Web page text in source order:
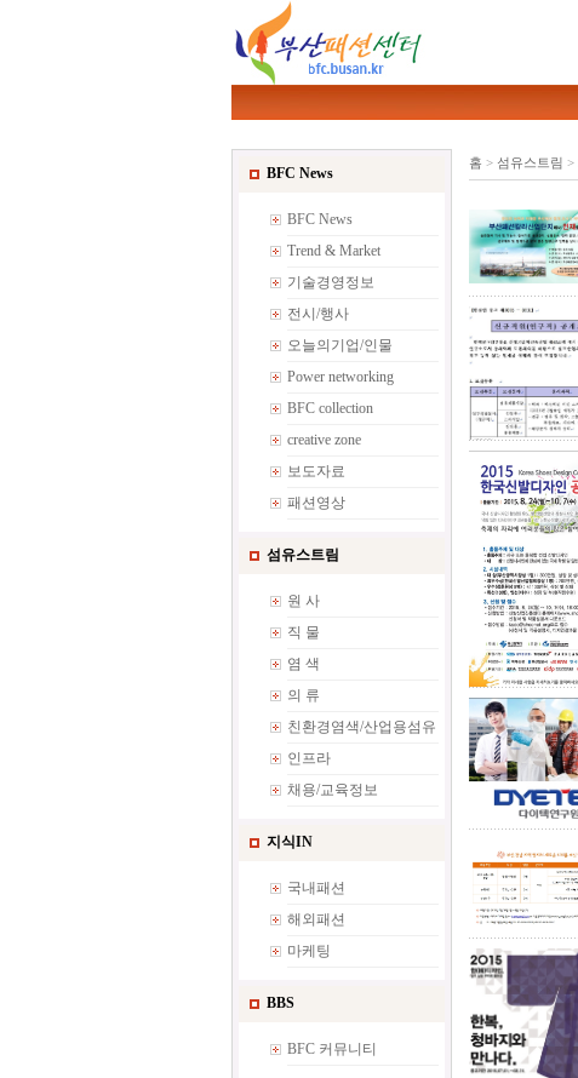
BFC News
BFC News
Trend & Market
기술경영정보
전시/행사
오늘의기업/인물
Power networking
BFC collection
creative zone
보도자료
패션영상
섬유스트림
원 사
직 물
염 색
의 류
친환경염색/산업용섬유
인프라
채용/교육정보
지식IN
국내패션
해외패션
마케팅
BBS
BFC 커뮤니티
홈 > 섬유스트림 >